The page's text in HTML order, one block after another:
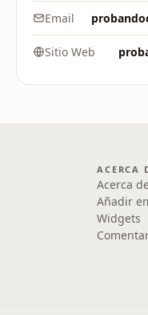
Email
Sitio Web
ACERCA
Acerca
Añadir
Widgets